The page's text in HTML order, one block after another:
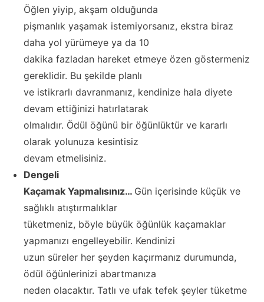
Öğlen yiyip, akşam olduğunda
pişmanlık yaşamak istemiyorsanız, ekstra biraz
daha yol yürümeye ya da 10
dakika fazladan hareket etmeye özen göstermeniz
gereklidir. Bu şekilde planlı
ve istikrarlı davranmanız, kendinize hala diyete
devam ettiğinizi hatırlatarak
olmalıdır. Ödül öğünü bir öğünlüktür ve kararlı
olarak yolunuza kesintisiz
devam etmelisiniz.
Dengeli
Kaçamak Yapmalısınız… Gün içerisinde küçük ve
sağlıklı atıştırmalıklar
tüketmeniz, böyle büyük öğünlük kaçamaklar
yapmanızı engelleyebilir. Kendinizi
uzun süreler her şeyden kaçırmanız durumunda,
ödül öğünlerinizi abartmanıza
neden olacaktır. Tatlı ve ufak tefek şeyler tüketme